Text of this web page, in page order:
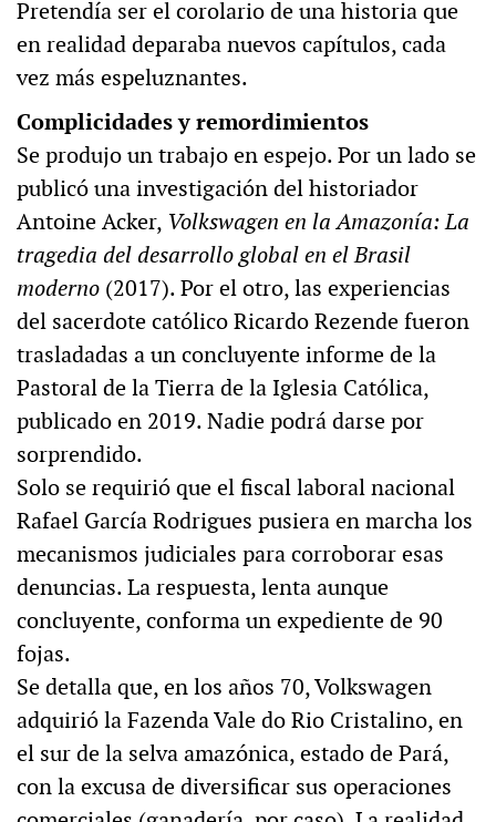
Pretendía ser el corolario de una historia que
en realidad deparaba nuevos capítulos, cada
vez más espeluznantes.
Complicidades y remordimientos
Se produjo un trabajo en espejo. Por un lado se
publicó una investigación del historiador
Antoine Acker, Volkswagen en la Amazonía: La
tragedia del desarrollo global en el Brasil
moderno (2017). Por el otro, las experiencias
del sacerdote católico Ricardo Rezende fueron
trasladadas a un concluyente informe de la
Pastoral de la Tierra de la Iglesia Católica,
publicado en 2019. Nadie podrá darse por
sorprendido.
Solo se requirió que el fiscal laboral nacional
Rafael García Rodrigues pusiera en marcha los
mecanismos judiciales para corroborar esas
denuncias. La respuesta, lenta aunque
concluyente, conforma un expediente de 90
fojas.
Se detalla que, en los años 70, Volkswagen
adquirió la Fazenda Vale do Rio Cristalino, en
el sur de la selva amazónica, estado de Pará,
con la excusa de diversificar sus operaciones